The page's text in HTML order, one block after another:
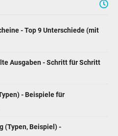
- Top 9 Unterschiede (mit
Ausgaben - Schritt für Schritt
- Beispiele für
(Typen, Beispiel) -